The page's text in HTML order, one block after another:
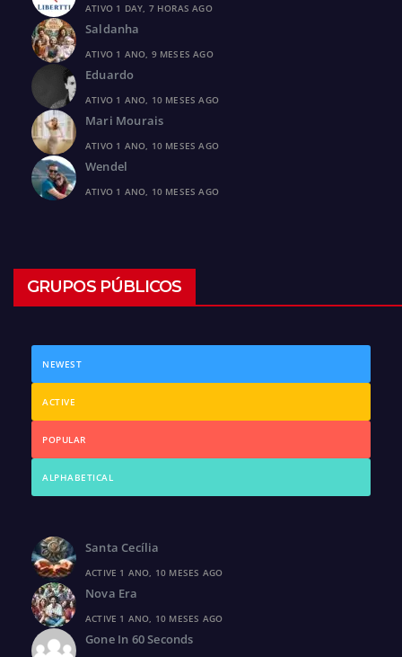
ATIVO 1 DAY, 7 HORAS AGO
Saldanha
ATIVO 1 ANO, 9 MESES AGO
Eduardo
ATIVO 1 ANO, 10 MESES AGO
Mari Mourais
ATIVO 1 ANO, 10 MESES AGO
Wendel
ATIVO 1 ANO, 10 MESES AGO
GRUPOS PÚBLICOS
NEWEST
ACTIVE
POPULAR
ALPHABETICAL
Santa Cecília
ACTIVE 1 ANO, 10 MESES AGO
Nova Era
ACTIVE 1 ANO, 10 MESES AGO
Gone In 60 Seconds